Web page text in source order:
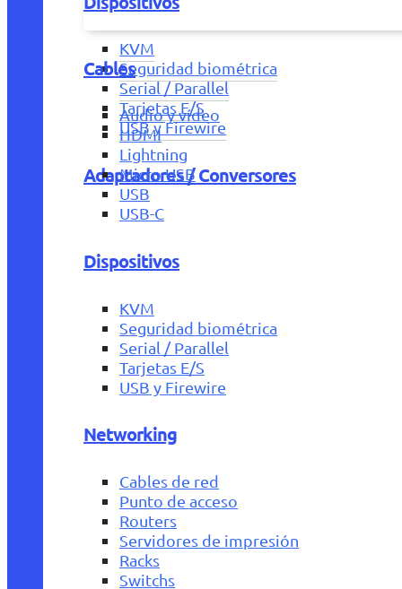
KVM
Seguridad biométrica
Serial / Parallel
Tarjetas E/S
USB y Firewire
Adaptadores / Conversores
Cables
Audio y vídeo
HDMI
Lightning
Micro USB
USB
USB-C
Dispositivos
KVM
Seguridad biométrica
Serial / Parallel
Tarjetas E/S
USB y Firewire
Networking
Cables de red
Punto de acceso
Routers
Servidores de impresión
Racks
Switchs